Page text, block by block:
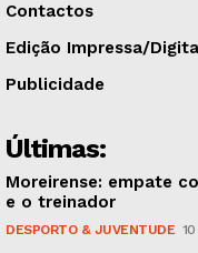
Contactos
Edição Impressa/
Publicidade
Últimas:
Moreirense: empate
e o treinador
DESPORTO & JUVENTUDE